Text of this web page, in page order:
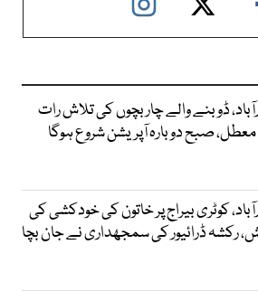
ڈوبنے والے چار بچوں کی تلاش رات
صبح دوبارہ آپریشن شروع ہوگا
کوٹری بیراج پر خاتون کی خودکشی کی
رکشہ ڈرائیور کی سمجھداری نے جان بچا